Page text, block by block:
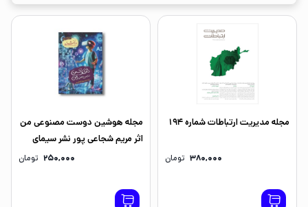
مجله مدیریت ارتباطات شماره 194
380,000 تومان
مجله هوشین دوست مصنوعی من
اثر مریم شجاعی پور نشر سیمای
250,000 تومان